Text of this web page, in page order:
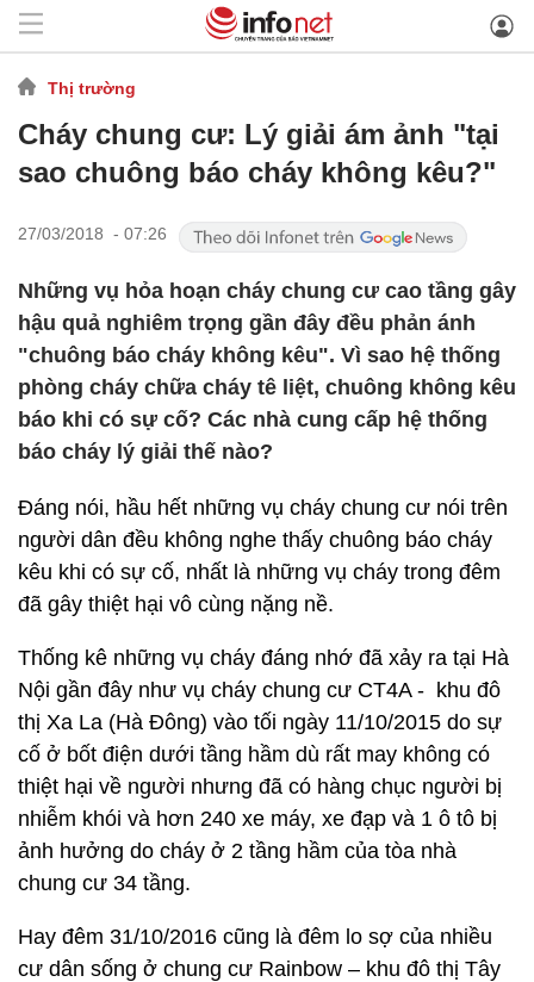
Thị trường
Cháy chung cư: Lý giải ám ảnh "tại
sao chuông báo cháy không kêu?"
27/03/2018 - 07:26
Những vụ hỏa hoạn cháy chung cư cao tầng gây
hậu quả nghiêm trọng gần đây đều phản ánh
"chuông báo cháy không kêu". Vì sao hệ thống
phòng cháy chữa cháy tê liệt, chuông không kêu
báo khi có sự cố? Các nhà cung cấp hệ thống
báo cháy lý giải thế nào?
Đáng nói, hầu hết những vụ cháy chung cư nói trên
người dân đều không nghe thấy chuông báo cháy
kêu khi có sự cố, nhất là những vụ cháy trong đêm
đã gây thiệt hại vô cùng nặng nề.
Thống kê những vụ cháy đáng nhớ đã xảy ra tại Hà
Nội gần đây như vụ cháy chung cư CT4A - khu đô
thị Xa La (Hà Đông) vào tối ngày 11/10/2015 do sự
cố ở bốt điện dưới tầng hầm dù rất may không có
thiệt hại về người nhưng đã có hàng chục người bị
nhiễm khói và hơn 240 xe máy, xe đạp và 1 ô tô bị
ảnh hưởng do cháy ở 2 tầng hầm của tòa nhà
chung cư 34 tầng.
Hay đêm 31/10/2016 cũng là đêm lo sợ của nhiều
cư dân sống ở chung cư Rainbow – khu đô thị Tây